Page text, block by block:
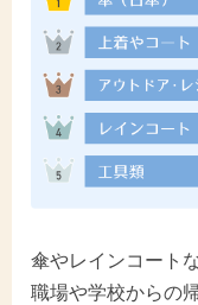
傘やレインコート
職場や学校からの